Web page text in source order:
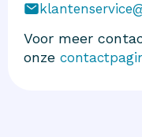
Voor meer
onze